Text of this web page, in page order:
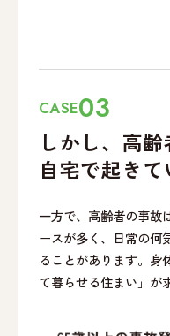
CASE03
しかし、高
自宅で起きて
一方で、高齢者の事故
ースが多く、日常の何
ることがあります。身
て暮らせる住まい」が